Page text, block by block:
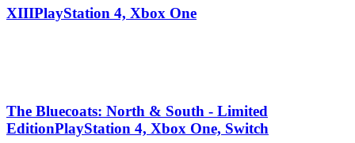
XIIIPlayStation 4, Xbox One
The Bluecoats: North & South - Limited
EditionPlayStation 4, Xbox One, Switch